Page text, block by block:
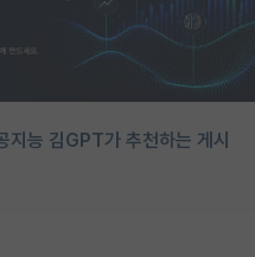
지능 김GPT가 추천하는 게시